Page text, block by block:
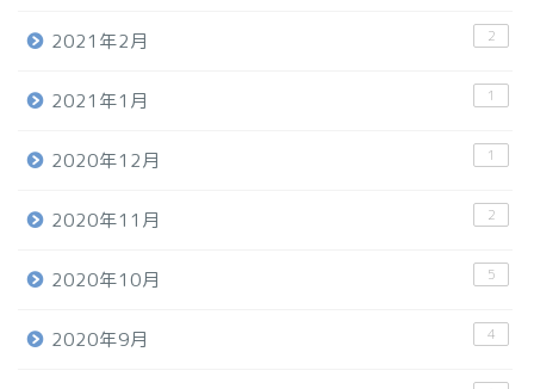
2021年2月 2
2021年1月 1
2020年12月 1
2020年11月 2
2020年10月 5
2020年9月 4